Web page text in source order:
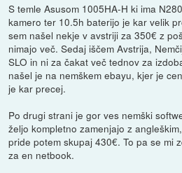
S temle Asusom 1005HA-H ki ima
kamero ter 10.5h baterijo je kar velik
sem našel nekje v avstriji za 350€ z
nimajo več. Sedaj iščem Avstrija,
SLO in ni za čakat več tednov za
našel je na nemškem ebayu, kjer je
je kar precej.
Po drugi strani je gor ves nemški
željo kompletno zamenjajo z
pride potem skupaj 430€. To pa se mi
za en netbook.